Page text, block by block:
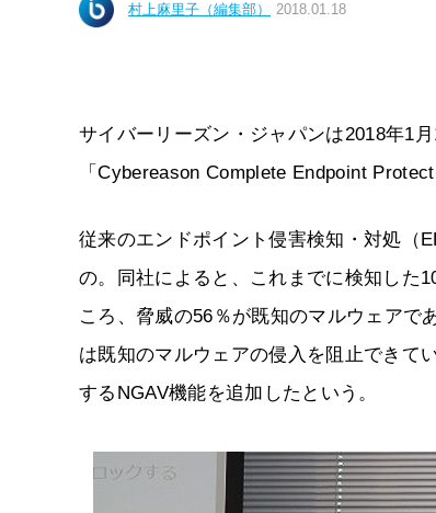
村上麻里子（編集部） 2018.01.18
サイバーリーズン・ジャパンは2018年1
「Cybereason Complete Endpoint
従来のエンドポイント侵害検知・対処（
の。同社によると、これまでに検知した
ころ、脅威の56％が既知のマルウェアで
は既知のマルウェアの侵入を阻止できて
するNGAV機能を追加したという。